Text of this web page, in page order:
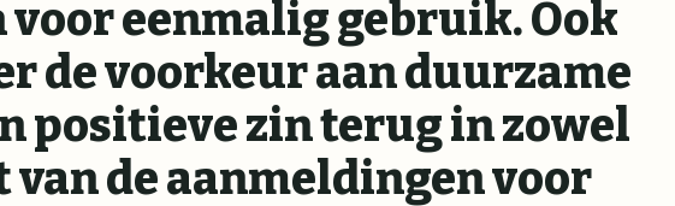
eenmalig gebruik. Ook
de voorkeur aan duurzame
positieve zin terug in zowel
de aanmeldingen voor